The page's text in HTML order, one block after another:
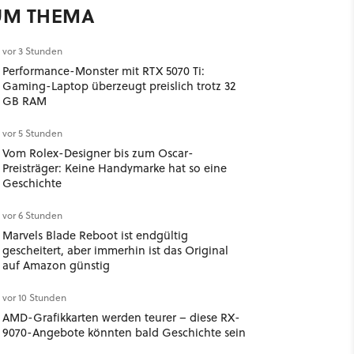
THEMA
vor 3 Stunden
Performance-Monster mit RTX 5070 Ti:
Gaming-Laptop überzeugt preislich trotz 32
GB RAM
vor 5 Stunden
Vom Rolex-Designer bis zum Oscar-
Preisträger: Keine Handymarke hat so eine
Geschichte
vor 6 Stunden
Marvels Blade Reboot ist endgültig
gescheitert, aber immerhin ist das Original
auf Amazon günstig
vor 10 Stunden
AMD-Grafikkarten werden teurer – diese RX-
9070-Angebote könnten bald Geschichte sein